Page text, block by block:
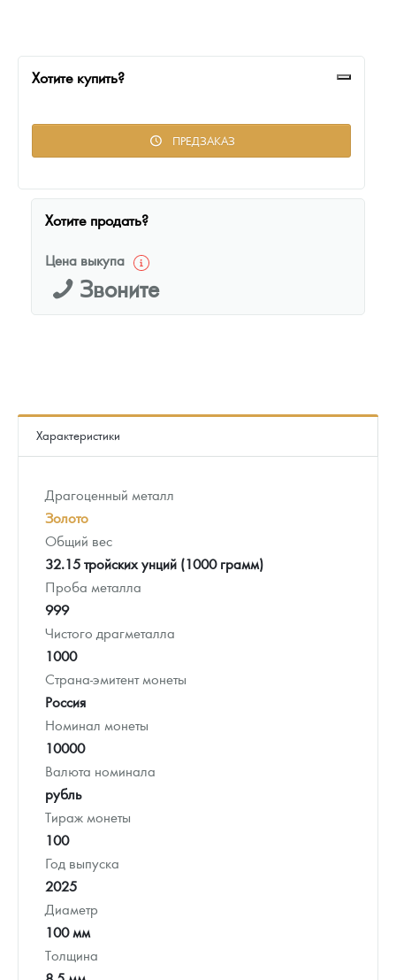
Наборы подарочных и коллекционных монет
Монеты и жетоны из недрагоценных металлов
Хотите купить?
ПРЕДЗАКАЗ
Хотите продать?
Цена выкупа
Звоните
Характеристики
Драгоценный металл
Золото
Общий вес
32.15 тройских унций (1000 грамм)
Проба металла
999
Чистого драгметалла
1000
Страна-эмитент монеты
Россия
Номинал монеты
10000
Валюта номинала
рубль
Тираж монеты
100
Год выпуска
2025
Диаметр
100 мм
Толщина